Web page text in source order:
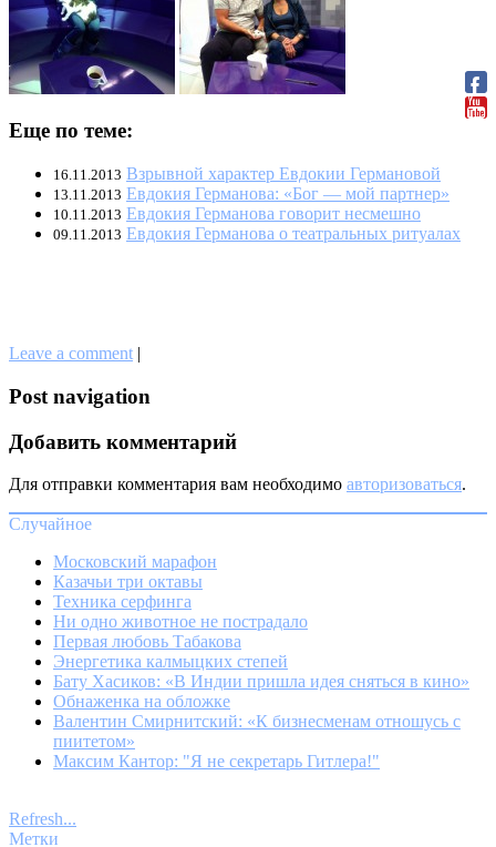
Еще по теме:
16.11.2013 Взрывной характер Евдокии Германовой
13.11.2013 Евдокия Германова: «Бог — мой партнер»
10.11.2013 Евдокия Германова говорит несмешно
09.11.2013 Евдокия Германова о театральных ритуалах
Leave a comment |
Post navigation
Добавить комментарий
Для отправки комментария вам необходимо авторизоваться.
Случайное
Московский марафон
Казачьи три октавы
Техника серфинга
Ни одно животное не пострадало
Первая любовь Табакова
Энергетика калмыцких степей
Бату Хасиков: «В Индии пришла идея сняться в кино»
Обнаженка на обложке
Валентин Смирнитский: «К бизнесменам отношусь с
пиитетом»
Максим Кантор: "Я не секретарь Гитлера!"
Refresh...
Метки